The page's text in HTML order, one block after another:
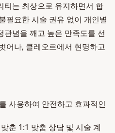
티는 최상으로 유지하면서 합
필요한 시술 권유 없이 개인별
관념을 깨고 높은 만족도를 선
어나, 클레오르에서 현명하고
사용하여 안전하고 효과적인
춘 1:1 맞춤 상담 및 시술 계